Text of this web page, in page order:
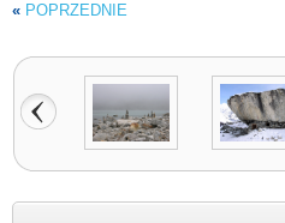
« POPRZEDNIE